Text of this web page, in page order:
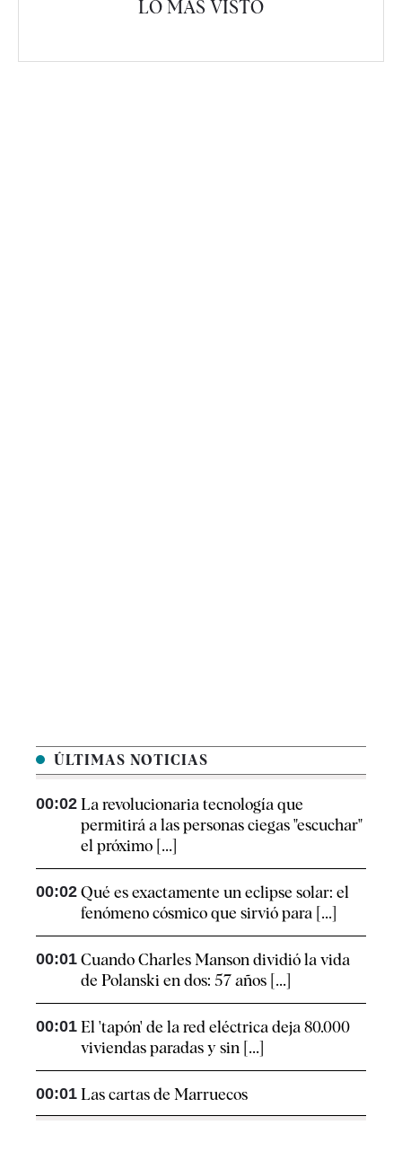
LO MÁS VISTO
ÚLTIMAS NOTICIAS
00:02 La revolucionaria tecnología que
permitirá a las personas ciegas "escuchar"
el próximo [...]
00:02 Qué es exactamente un eclipse solar: el
fenómeno cósmico que sirvió para [...]
00:01 Cuando Charles Manson dividió la vida
de Polanski en dos: 57 años [...]
00:01 El 'tapón' de la red eléctrica deja 80.000
viviendas paradas y sin [...]
00:01 Las cartas de Marruecos